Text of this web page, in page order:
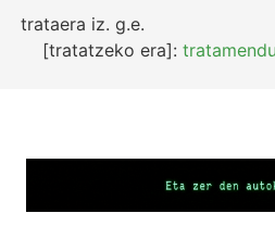
trataera iz. g.e.
[tratatzeko era]:tratamendu